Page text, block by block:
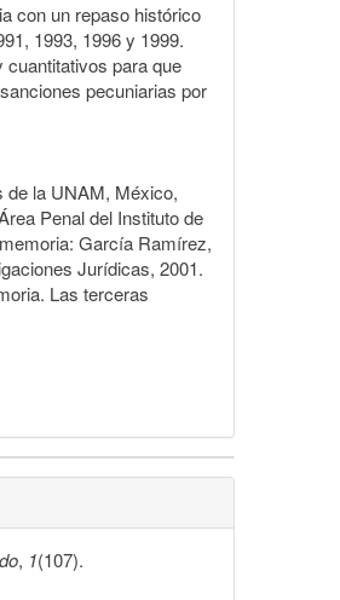
con un repaso histórico
1993, 1996 y 1999.
para que
pecuniarias por
de la UNAM, México,
Penal del Instituto de
García Ramírez,
Jurídicas, 2001.
Las terceras
, 1(107).